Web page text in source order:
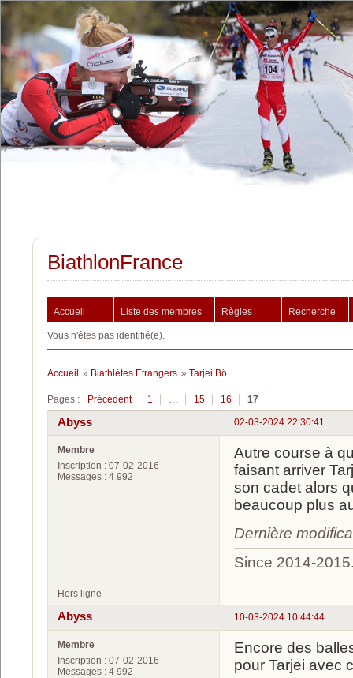
BiathlonFrance
Accueil Liste des membres Règles Recherche
Vous n'êtes pas identifié(e).
Accueil » Biathlètes Etrangers » Tarjei Bö
Pages : Précédent 1 … 15 16 17
02-03-2024 22:30:41
Abyss
Membre
Inscription : 07-02-2016
Messages : 4 992
Autre course à
faisant arriver
son cadet alors
beaucoup plus
Dernière
Since 2014-
Hors ligne
10-03-2024 10:44:44
Abyss
Membre
Inscription : 07-02-2016
Messages : 4 992
Encore des
pour Tarjei avec